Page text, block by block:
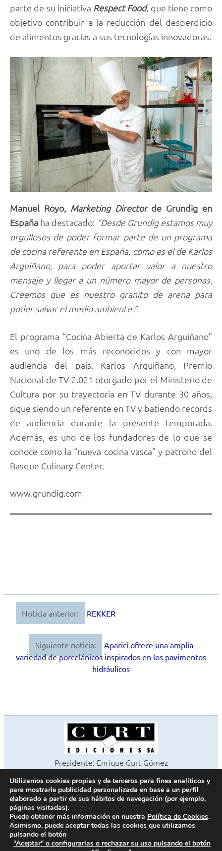
parte de su iniciativa Respect Food, que tiene como
objetivo contribuir a la reducción del desperdicio
de alimentos gracias a sus tecnologías innovadoras.
Manuel Royo, Marketing Directorde Grundig en
España ha destacado: “Desde Grundig estamos muy
orgullosos de poder formar parte de un programa
de cocina referente en España, como es el de Karlos
Arguiñano, para poder aportar valor a nuestro
mensaje y llegar a un número mayor de personas.
Creemos que es nuestro granito de arena para
poder salvar el medio ambiente.”
El programa “Cocina Abierta de Karlos Arguiñano”
es uno de los más reconocidos y con mayor
audiencia del país. Karlos Arguiñano, Premio
Nacional de TV 2.021 otorgado por el Ministerio de
Cultura por su trayectoria en TV durante 30 años,
sigue siendo un referente en TV y batiendo records
de audiencia durante la presente temporada.
Además, es uno de los fundadores de lo que se
conoce como la “nueva cocina vasca” y patrono del
Basque Culinary Center.
www.grundig.com
Navegación
entradas
Noticia anterior: REKKER
Siguiente noticia:
Aparici ofrece una amplia
variedad de porcelánicos inspirados en los pavimentos
hidráulicos
Presidente: Enrique Curt Gómez
©2026 Revista Cocinas y Baños
Todos los derechos reservados
Paseo de Gracia, 63. 1º 2ª. 08008 Barcelona -
Fax 933 183 505
Utilizamos cookies propias y de terceros para fines analíticos y
para mostrarle publicidad personalizada en base a un perfil
elaborado a partir de sus hábitos de navegación (por ejemplo,
páginas visitadas).
Puede obtener más información en nuestra Política de Cookies.
Asimismo, puede aceptar todas las cookies que utilizamos
pulsando el botón
“Aceptar” o configurarlas o rechazar su uso pulsando el botón